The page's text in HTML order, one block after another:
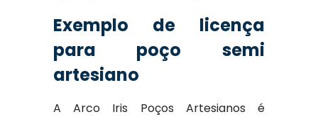
Exemplo de licença
para poço semi
artesiano
A Arco Iris Poços Artesianos é